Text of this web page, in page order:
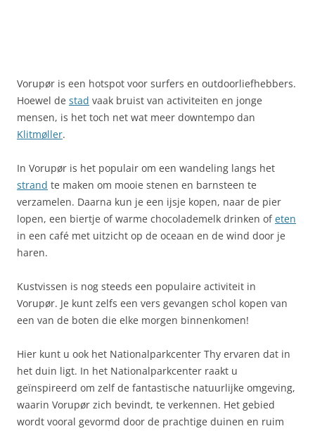
Vorupør is een hotspot voor surfers en outdoorliefhebbers.
Hoewel de stad vaak bruist van activiteiten en jonge
mensen, is het toch net wat meer downtempo dan
Klitmøller.
In Vorupør is het populair om een ​​wandeling langs het
strand te maken om mooie stenen en barnsteen te
verzamelen. Daarna kun je een ijsje kopen, naar de pier
lopen, een biertje of warme chocolademelk drinken ofeten
in een café met uitzicht op de oceaan en de wind door je
haren.
Kustvissen is nog steeds een populaire activiteit in
Vorupør. Je kunt zelfs een vers gevangen schol kopen van
een van de boten die elke morgen binnenkomen!
Hier kunt u ook het Nationalparkcenter Thy ervaren dat in
het duin ligt. In het Nationalparkcenter raakt u
geïnspireerd om zelf de fantastische natuurlijke omgeving,
waarin Vorupør zich bevindt, te verkennen. Het gebied
wordt vooral gevormd door de prachtige duinen en ruim